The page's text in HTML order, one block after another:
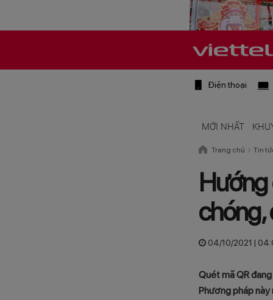
Điện thoại
MỚI NHẤT
Trang chủ Tin
Hướng
chóng,
04/10/2021 |
Quét mã QR
Phương pháp